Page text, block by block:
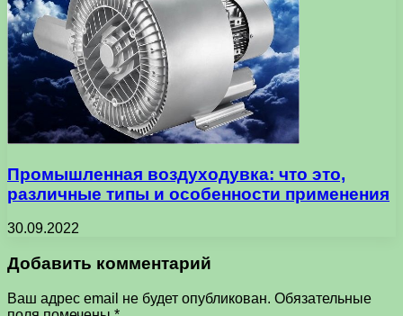
Промышленная воздуходувка: что это,
различные типы и особенности применения
30.09.2022
Добавить комментарий
Ваш адрес email не будет опубликован. Обязательные